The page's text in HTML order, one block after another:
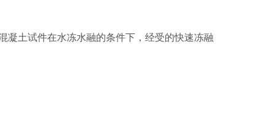
凝土试件在水冻水融的条件下，经受的快速冻融